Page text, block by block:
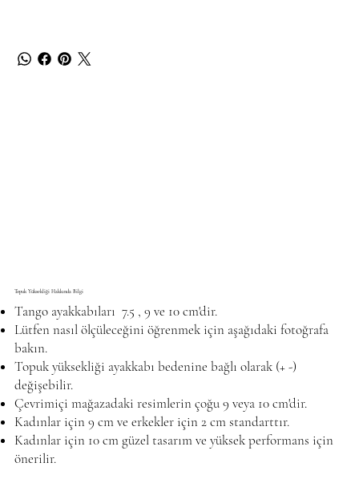
Topuk Yüksekliği Hakkında Bilgi
Tango ayakkabıları 7.5 , 9 ve 10 cm'dir.
Lütfen nasıl ölçüleceğini öğrenmek için aşağıdaki fotoğrafa
bakın.
Topuk yüksekliği ayakkabı bedenine bağlı olarak (+ -)
değişebilir.
Çevrimiçi mağazadaki resimlerin çoğu 9 veya 10 cm'dir.
Kadınlar için 9 cm ve erkekler için 2 cm standarttır.
Kadınlar için 10 cm güzel tasarım ve yüksek performans için
önerilir.